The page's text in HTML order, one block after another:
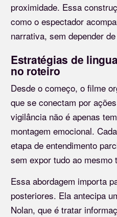
proximidade. Essa
como o espectador
narrativa, sem depender
Estratégias de
no roteiro
Desde o começo, o filme
que se conectam por
vigilância não é apenas
montagem emocional.
etapa de entendimento
sem expor tudo ao mesmo
Essa abordagem importa
posteriores. Ela antecipa
Nolan, que é tratar